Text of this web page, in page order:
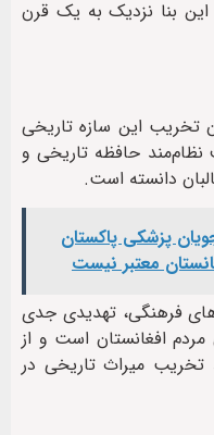
بنا نزدیک به یک قرن
تخریب این سازه تاریخی
نظام‌مند حافظه تاریخی و
دانسته است.
پزشکی پاکستان
معتبر نیست
فرهنگی، تهدیدی جدی
افغانستان است و از
تخریب میراث تاریخی در